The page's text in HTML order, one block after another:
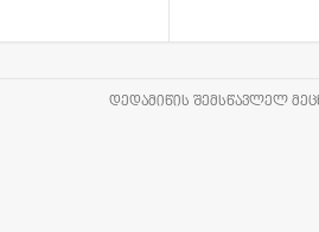
ᲓᲔᲓᲐᲛᲘᲬᲘᲡ ᲨᲔᲛᲡᲬᲐᲕᲚᲔᲚ